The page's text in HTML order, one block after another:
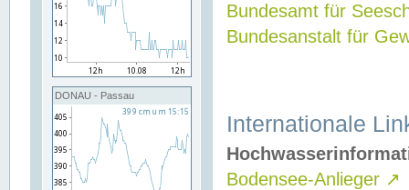
DONAU - Passau
Bundesamt für
Bundesanstalt für
Internationale
Bodensee-Anlieger ↗